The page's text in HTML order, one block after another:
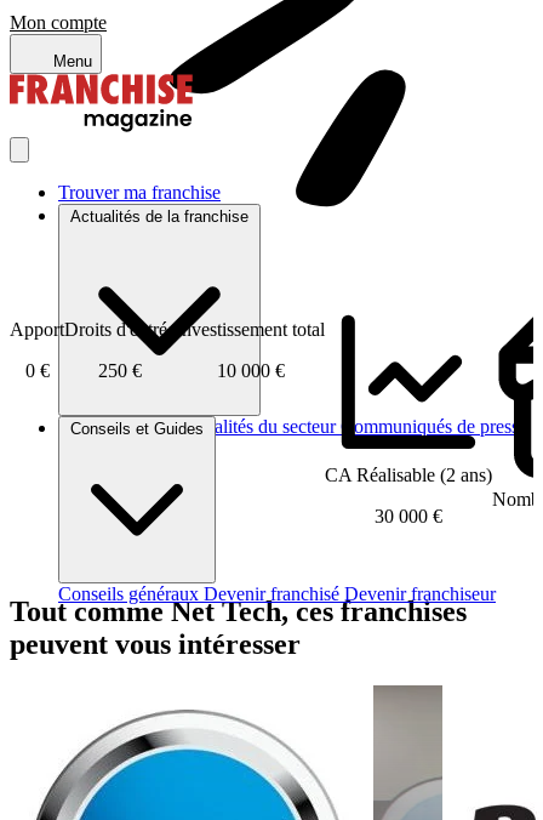
Mon compte
Menu
Trouver ma franchise
Actualités de la franchise
Brèves et actus Actualités du secteur Communiqués de presse
Conseils et Guides
Conseils généraux Devenir franchisé Devenir franchiseur
Apport
0 €
Droits d'entrée
250 €
Investissement total
10 000 €
CA Réalisable (2 ans)
30 000 €
Tout comme Net Tech, ces franchises
peuvent vous intéresser